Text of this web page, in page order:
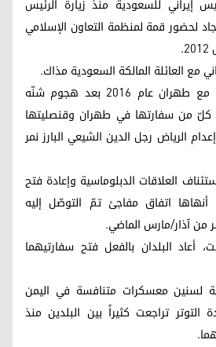
إيراني للسعودية منذ زيارة الرئيس
لحضور قمة لمنظمة التعاون الإسلامي
مع العائلة المالكة السعودية مذاك.
قطعت الرياض علاقاتها مع طهران عام 2016 بعد هجوم شنّه
كلّ من سفارتها في طهران وقنصليتها
الرياض رجل الدين الشيعي البارز نمر
العلاقات الدبلوماسية وإعادة فتح
اتفاق مفاجئ تمّ التوصّل إليه
من آذار/مارس الماضي.
أعاد البلدان بالفعل فتح سفارتيهما
لسنين معسكرات متنافسة في اليمن
تراجعت كثيراً بين البلدين منذ